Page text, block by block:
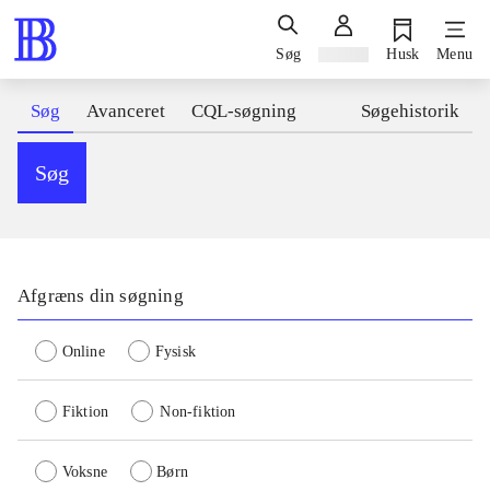
Søg Husk Menu
Søg Avanceret CQL-søgning Søgehistorik
Søg
Afgræns din søgning
Online Fysisk
Fiktion Non-fiktion
Voksne Børn